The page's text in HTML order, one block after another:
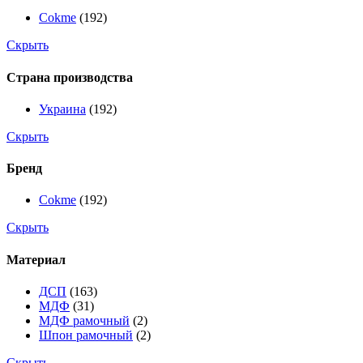
Cokme (192)
Скрыть
Страна производства
Украина (192)
Скрыть
Бренд
Cokme (192)
Скрыть
Материал
ДСП (163)
МДФ (31)
МДФ рамочный (2)
Шпон рамочный (2)